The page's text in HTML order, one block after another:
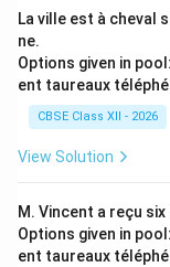
La ville est à cheval
ne.
Options given in
ent taureaux
CBSE Class XII - 2026
View Solution
M. Vincent a reçu
Options given in
ent taureaux